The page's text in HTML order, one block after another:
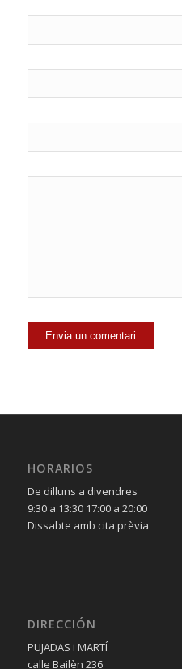
HORARIOS
De dilluns a divendres
9:30 a 13:30 17:00 a 20:00
Dissabte amb cita prèvia
DIRECCIÓN
PUJADAS i MARTÍ
calle Bailèn 236